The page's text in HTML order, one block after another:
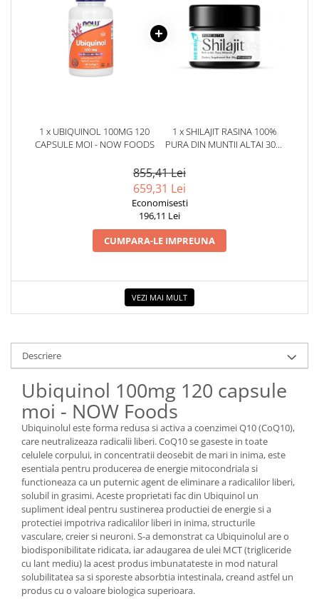
1 x UBIQUINOL 100MG 120
CAPSULE MOI - NOW FOODS
1 x SHILAJIT RASINA 100%
PURA DIN MUNTII ALTAI 30G.
855,41 Lei
659,31 Lei
Economisesti
196,11 Lei
CUMPARA-LE IMPREUNA
VEZI MAI MULT
Descriere
Ubiquinol 100mg 120 capsule
moi - NOW Foods
Ubiquinolul este forma redusa si activa a coenzimei Q10 (CoQ10),
care neutralizeaza radicalii liberi. CoQ10 se gaseste in toate
celulele corpului, in concentratii deosebit de mari in inima, este
esentiala pentru producerea de energie mitocondriala si
functioneaza ca un puternic agent de eliminare a radicalilor liberi,
solubil in grasimi. Aceste proprietati fac din Ubiquinol un
supliment ideal pentru sustinerea productiei de energie si a
protectiei impotriva radicalilor liberi in inima, structurile
vasculare, creier si neuroni. S-a demonstrat ca Ubiquinolul are o
biodisponibilitate ridicata, iar adaugarea de ulei MCT (trigliceride
cu lant mediu) la acest produs imbunatateste in mod natural
solubilitatea sa si sporeste absorbtia intestinala, creand astfel un
produs cu o valoare biologica superioara.